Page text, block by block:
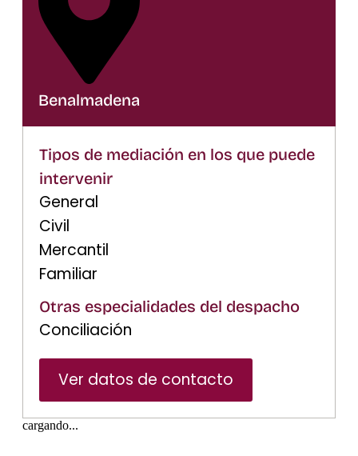
Benalmadena
Tipos de mediación en los que puede
intervenir
General
Civil
Mercantil
Familiar
Otras especialidades del despacho
Conciliación
Ver datos de contacto
cargando...